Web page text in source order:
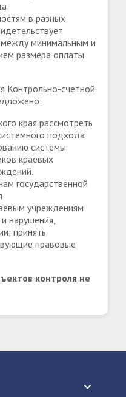
в разных
между минимальным и
размера оплаты
Контрольно-счетной
края рассмотреть
подхода
системы
краевых
государственной
учреждениям
нарушения,
принять
правовые
контроля не